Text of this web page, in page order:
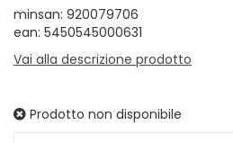
minsan: 920079706
ean: 5450545000631
Vai alla descrizione prodotto
Prodotto non disponibile